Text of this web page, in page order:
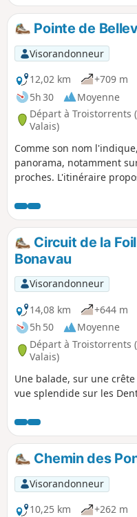
Pointe de
Visorandonneur
12,02 km
+709 m
5h 30
Moyenne
Départ à Troistorrents
Valais)
Comme son nom
panorama, notamment
proches. L'itinéraire
Circuit de la
Bonavau
Visorandonneur
14,08 km
+644 m
5h 50
Moyenne
Départ à Troistorrents
Valais)
Une balade, sur une
vue splendide sur les
Chemin des
Visorandonneur
10,25 km
+262 m